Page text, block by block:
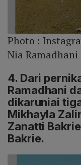
Photo :
Nia
4. Dari
Ramadhani
dikaruniai
Mikhayla
Zanatti
Bakrie.